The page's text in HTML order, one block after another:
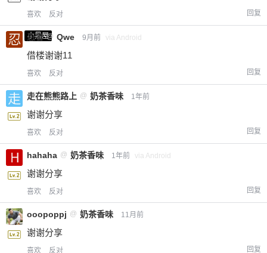
喜欢 反对 回复
小黑屋
忍者 @ Qwe 9月前 via Android
借楼谢谢11
喜欢 反对 回复
走在熊熊路上 @ 奶茶香味 1年前
谢谢分享
喜欢 反对 回复
hahaha @ 奶茶香味 1年前 via Android
谢谢分享
喜欢 反对 回复
ooopoppj @ 奶茶香味 11月前
谢谢分享
喜欢 反对 回复